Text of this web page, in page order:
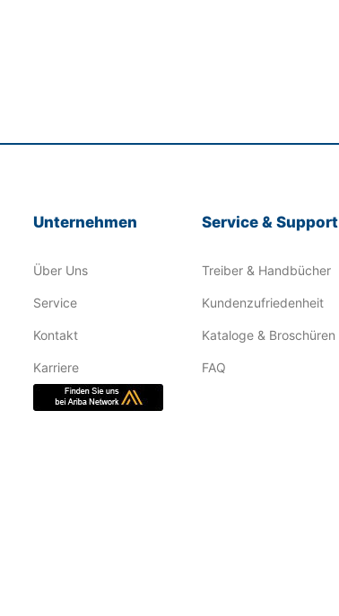
Unternehmen
Über Uns
Service
Kontakt
Karriere
Service & Support
Treiber & Handbücher
Kundenzufriedenheit
Kataloge & Broschüren
FAQ